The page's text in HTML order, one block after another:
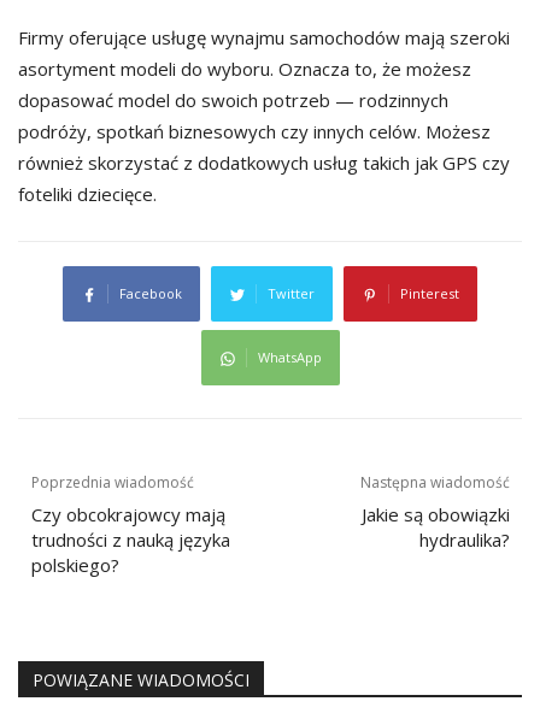
Firmy oferujące usługę wynajmu samochodów mają szeroki
asortyment modeli do wyboru. Oznacza to, że możesz
dopasować model do swoich potrzeb — rodzinnych
podróży, spotkań biznesowych czy innych celów. Możesz
również skorzystać z dodatkowych usług takich jak GPS czy
foteliki dziecięce.
Facebook Twitter Pinterest
WhatsApp
Nawigacja
wpisu
Poprzednia wiadomość
Czy obcokrajowcy mają
trudności z nauką języka
polskiego?
Następna wiadomość
Jakie są obowiązki
hydraulika?
POWIĄZANE WIADOMOŚCI